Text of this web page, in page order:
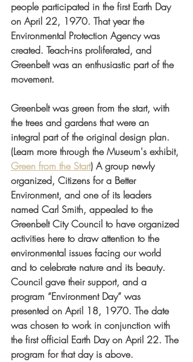
people participated in the first Earth Day
on April 22, 1970. That year the
Environmental Protection Agency was
created. Teach-ins proliferated, and
Greenbelt was an enthusiastic part of the
movement.
Greenbelt was green from the start, with
the trees and gardens that were an
integral part of the original design plan.
(Learn more through the Museum's exhibit,
Green from the Start) A group newly
organized, Citizens for a Better
Environment, and one of its leaders
named Carl Smith, appealed to the
Greenbelt City Council to have organized
activities here to draw attention to the
environmental issues facing our world
and to celebrate nature and its beauty.
Council gave their support, and a
program “Environment Day” was
presented on April 18, 1970. The date
was chosen to work in conjunction with
the first official Earth Day on April 22. The
program for that day is above.